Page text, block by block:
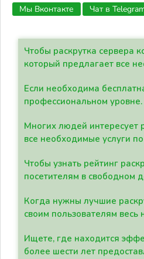
Мы Вконтакте Чат в
Чтобы раскрутка сервера
который предлагает все
Если необходима
профессиональном уровне.
Многих людей интересует
все необходимые услуги
Чтобы узнать рейтинг
посетителям в свободном
Когда нужны лучшие
своим пользователям
Ищете, где находится
более шести лет